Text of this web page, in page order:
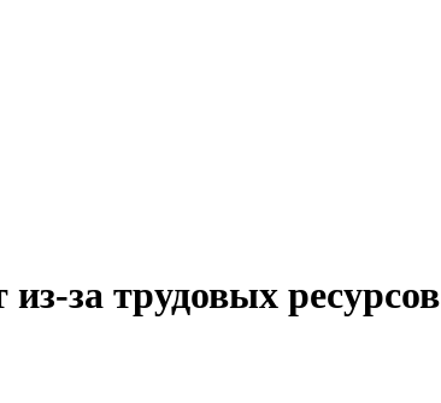
за трудовых ресурсов